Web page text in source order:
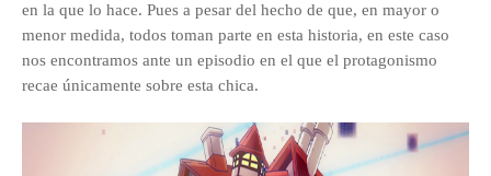
en la que lo hace. Pues a pesar del hecho de que, en mayor o
menor medida, todos toman parte en esta historia, en este caso
nos encontramos ante un episodio en el que el protagonismo
recae únicamente sobre esta chica.